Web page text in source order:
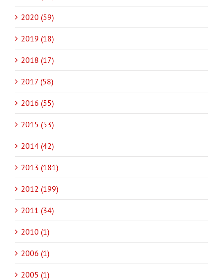
2020 (59)
2019 (18)
2018 (17)
2017 (58)
2016 (55)
2015 (53)
2014 (42)
2013 (181)
2012 (199)
2011 (34)
2010 (1)
2006 (1)
2005 (1)